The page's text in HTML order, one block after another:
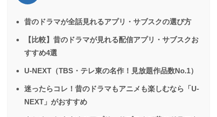
昔のドラマが全話見れるアプリ・サブスクの選び方
【比較】昔のドラマが見れる配信アプリ・サブスクお
すすめ4選
U-NEXT（TBS・テレ東の名作！見放題作品数No.1）
迷ったらコレ！昔のドラマもアニメも楽しむなら「U-
NEXT」がおすすめ